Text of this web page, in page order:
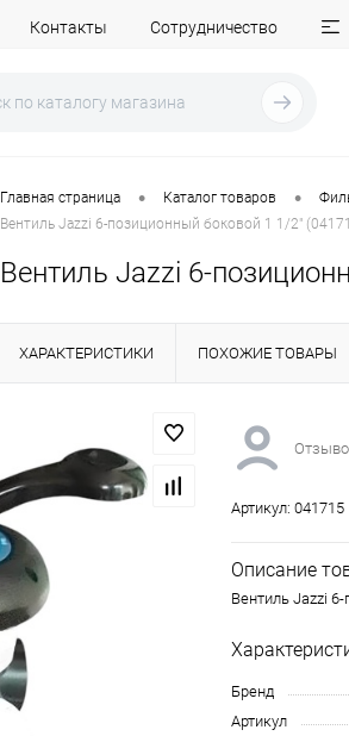
Контакты Сотрудничество
Главная страница • Каталог товаров •
Вентиль Jazzi 6-позиционный боковой 1 1/2"
Вентиль Jazzi 6-
ХАРАКТЕРИСТИКИ ПОХОЖИЕ ТОВАРЫ
Артикул: 041715
Описание
Вентиль Jazzi
Бренд
Артикул